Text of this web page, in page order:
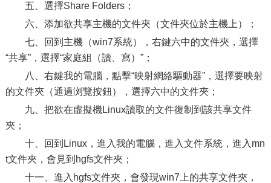
五、選擇Share Folders；
六、添加欲共享主機的文件夾（文件夾位於主機上）；
七、回到主機（win7系統），右鍵六中的文件夾，選擇
“共享”，選擇“家庭組（讀、寫）”；
八、右鍵我的電腦，點擊“映射網絡驅動器”，選擇要映射
的文件夾（通過浏覽按鈕），選擇六中的文件夾；
九、把欲在虛擬機Linux讀取的文件復制到該共享文件
夾；
十、回到Linux，進入我的電腦，進入文件系統，進入mn
t文件夾，會見到hgfs文件夾；
十一、進入hgfs文件夾，會發現win7上的共享文件夾，